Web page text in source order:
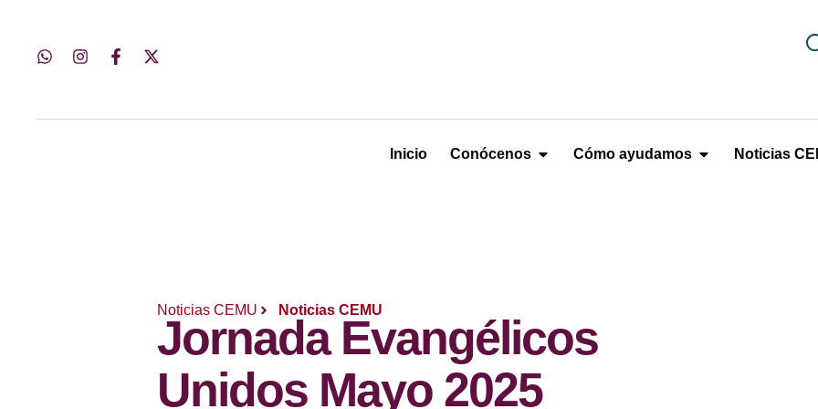
Inicio Conócenos Cómo ayudamos Noticias
Noticias CEMU Noticias CEMU
Jornada Evangélicos
Unidos Mayo 2025